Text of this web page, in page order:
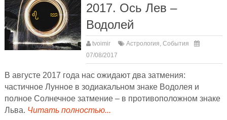
2017. Ось Лев –
Водолей
tvoimir Астрология,События
07/08/2017
В августе 2017 года нас ожидают два затмения:
частичное Лунное в зодиакальном знаке Водолея и
полное Солнечное затмение – в противоположном знаке
Льва. Читать полностью...